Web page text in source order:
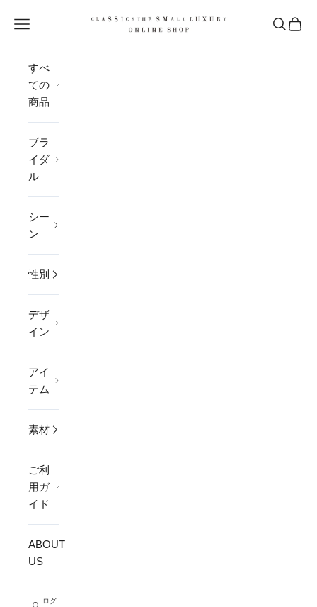
CLASSICS the Small Luxury
メニューを開く 検索を開
カー
すべ
ての
商品
ブラ
イダ
ル
シー
ン
性別
デザ
イン
アイ
テム
素材
ご利
用ガ
イド
ABOUT
US
ログ